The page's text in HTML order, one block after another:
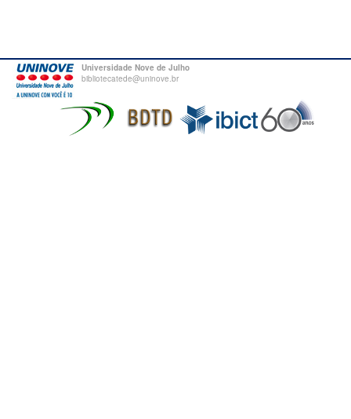
Universidade Nove de Julho
bibliotecatede@uninove.br